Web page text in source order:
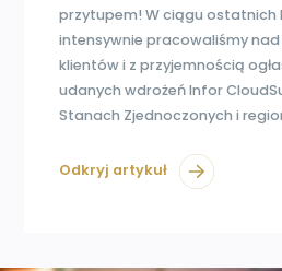
przytupem! W ciągu ostatnich
intensywnie pracowaliśmy
klientów i z przyjemnością
udanych wdrożeń Infor
Stanach Zjednoczonych i
Odkryj artykuł